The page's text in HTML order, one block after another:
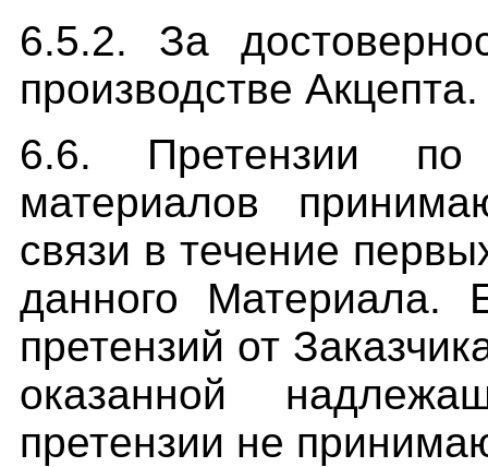
6.5.2. За
производстве Акцепта.
6.6. Претензии по
материалов
связи в течение
данного Материала.
претензий от
оказанной
претензии не